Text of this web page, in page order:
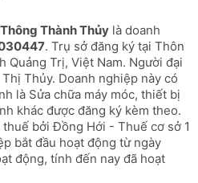
Thành Thủy là doanh
. Trụ sở đăng ký tại Thôn
Quảng Trị, Việt Nam. Người đại
Thủy. Doanh nghiệp này có
là Sửa chữa máy móc, thiết bị
khác được đăng ký kèm theo.
bởi Đồng Hới - Thuế cơ sở 1
bắt đầu hoạt động từ ngày
động, tính đến nay đã hoạt